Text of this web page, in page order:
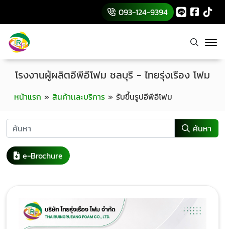
093-124-9394
หน้าแรก » สินค้าเเละบริการ » รับขึ้นรูปอีพีอีโฟม
โรงงานผู้ผลิตอีพีอีโฟม ชลบุรี - ไทยรุ่งเรือง โฟม
ค้นหา
e-Brochure